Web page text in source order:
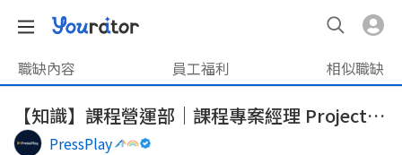
職缺內容 員工福利 相似職缺
【知識】課程營運部｜課程專案經理 Project Manager
PressPlay